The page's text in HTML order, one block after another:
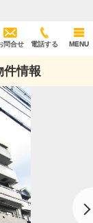
問合せ 電話する MENU
件情報